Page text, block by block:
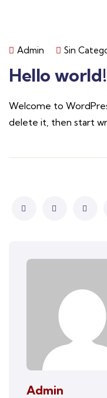
Admin Sin
Hello world!
Welcome to
delete it, then start
Admin